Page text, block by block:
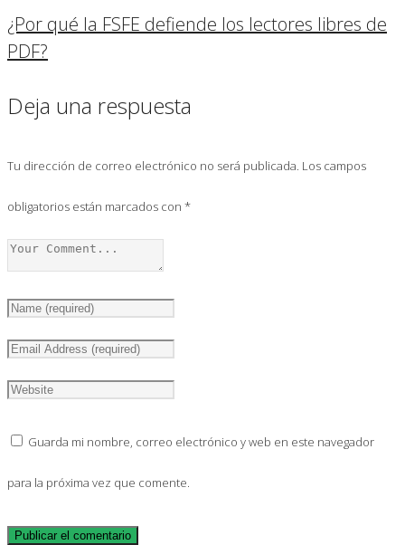
¿Por qué la FSFE defiende los lectores libres de
PDF?
Deja una respuesta
Tu dirección de correo electrónico no será publicada. Los campos
obligatorios están marcados con *
Guarda mi nombre, correo electrónico y web en este navegador
para la próxima vez que comente.